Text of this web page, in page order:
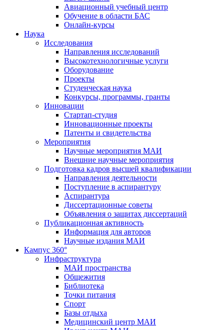
Авиационный учебный центр
Обучение в области БАС
Онлайн-курсы
Наука
Исследования
Направления исследований
Высокотехнологичные услуги
Оборудование
Проекты
Студенческая наука
Конкурсы, программы, гранты
Инновации
Стартап-студия
Инновационные проекты
Патенты и свидетельства
Мероприятия
Научные мероприятия МАИ
Внешние научные мероприятия
Подготовка кадров высшей квалификации
Направления деятельности
Поступление в аспирантуру
Аспирантура
Диссертационные советы
Объявления о защитах диссертаций
Публикационная активность
Информация для авторов
Научные издания МАИ
Кампус 360°
Инфраструктура
МАИ пространства
Общежития
Библиотека
Точки питания
Спорт
Базы отдыха
Медицинский центр МАИ